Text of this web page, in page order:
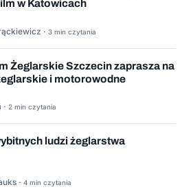
w Katowicach
· 3 min czytania
Żeglarskie Szczecin zaprasza na
i motorowodne
2 min czytania
ludzi żeglarstwa
· 4 min czytania